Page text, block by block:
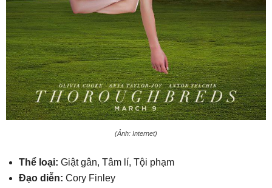
(Ảnh: Internet)
Thể loại: Giật gân, Tâm lí, Tội phạm
Đạo diễn: Cory Finley